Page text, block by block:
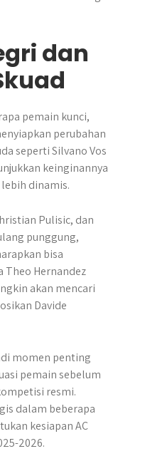
dan
pemain kunci,
perubahan
seperti Silvano Vos
keinginannya
dinamis.
Pulisic, dan
punggung,
bisa
Theo Hernandez
akan mencari
Davide
momen penting
pemain sebelum
resmi.
dalam beberapa
kesiapan AC
2026.